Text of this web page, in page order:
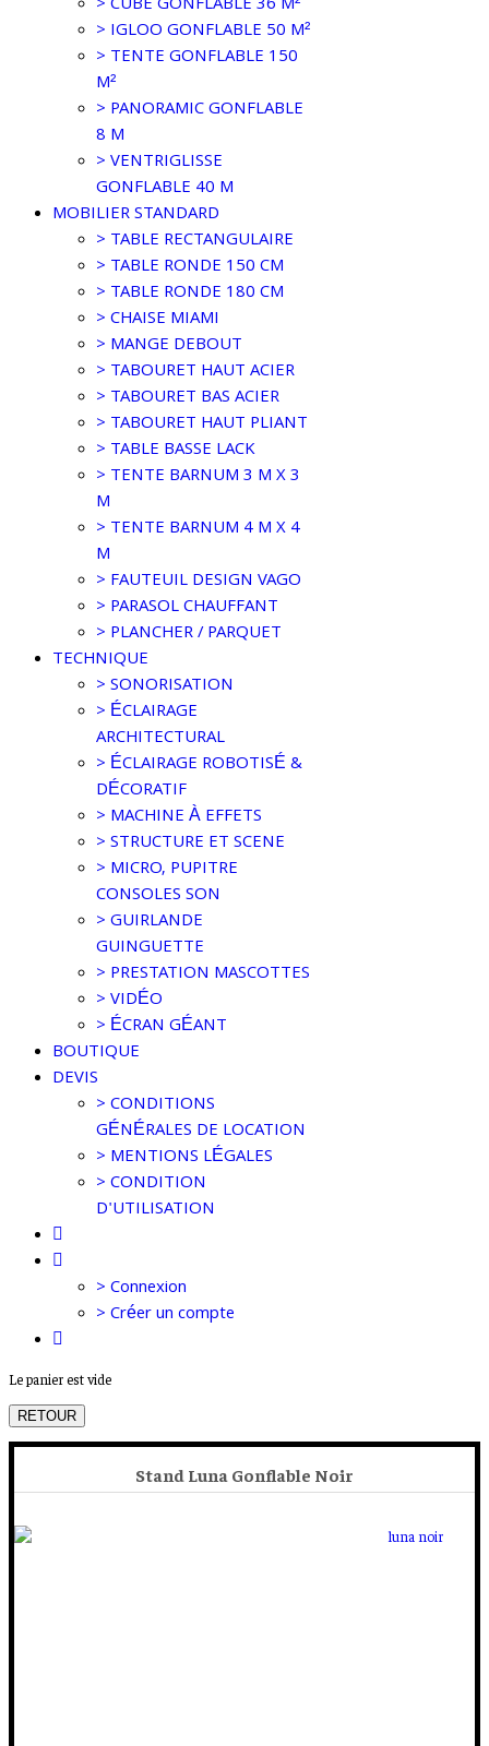
> IGLOO GONFLABLE 50 M²
> TENTE GONFLABLE 150
M²
> PANORAMIC GONFLABLE
8 M
> VENTRIGLISSE
GONFLABLE 40 M
MOBILIER STANDARD
> TABLE RECTANGULAIRE
> TABLE RONDE 150 CM
> TABLE RONDE 180 CM
> CHAISE MIAMI
> MANGE DEBOUT
> TABOURET HAUT ACIER
> TABOURET BAS ACIER
> TABOURET HAUT PLIANT
> TABLE BASSE LACK
> TENTE BARNUM 3 M X 3
M
> TENTE BARNUM 4 M X 4
M
> FAUTEUIL DESIGN VAGO
> PARASOL CHAUFFANT
> PLANCHER / PARQUET
TECHNIQUE
> SONORISATION
> ÉCLAIRAGE
ARCHITECTURAL
> ÉCLAIRAGE ROBOTISÉ &
DÉCORATIF
> MACHINE À EFFETS
> STRUCTURE ET SCENE
> MICRO, PUPITRE
CONSOLES SON
> GUIRLANDE
GUINGUETTE
> PRESTATION MASCOTTES
> VIDÉO
> ÉCRAN GÉANT
BOUTIQUE
DEVIS
> CONDITIONS
GÉNÉRALES DE LOCATION
> MENTIONS LÉGALES
> CONDITION
D'UTILISATION
> Connexion
> Créer un compte
Le panier est vide
RETOUR
Stand Luna Gonflable Noir